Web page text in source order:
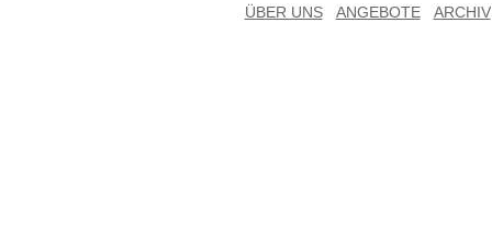
ÜBER UNS ANGEBOTE ARCHIV